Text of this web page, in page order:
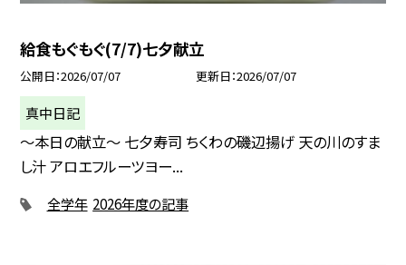
給食もぐもぐ(7/7)七夕献立
公開日 2026/07/07 更新日 2026/07/07
真中日記
〜本日の献立〜 七夕寿司 ちくわの磯辺揚げ 天の川のすま
し汁 アロエフルーツヨー...
全学年 2026年度の記事